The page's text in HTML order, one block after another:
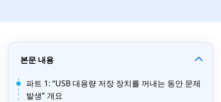
본문 내용
파트 1: “USB 대용량 저장 장치를 꺼내는 동안 문제
발생” 개요